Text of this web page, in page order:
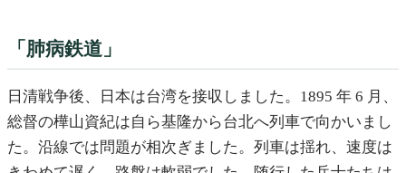
「肺病鉄道」
日清戦争後、日本は台湾を接収しました。1895 年 6 月、
総督の樺山資紀は自ら基隆から台北へ列車で向かいまし
た。沿線では問題が相次ぎました。列車は揺れ、速度は